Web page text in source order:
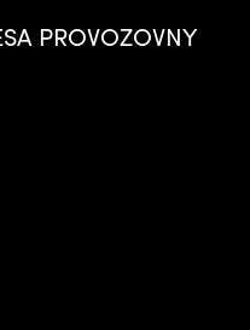
PROVOZOVNY